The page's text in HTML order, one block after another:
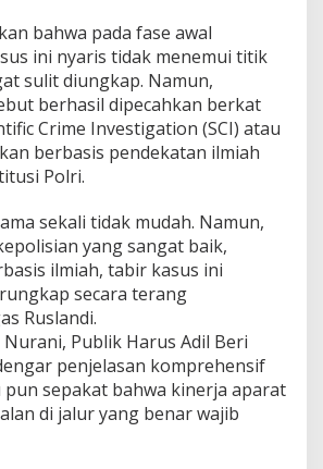
bahwa pada fase awal
ini nyaris tidak menemui titik
sulit diungkap. Namun,
berhasil dipecahkan berkat
Crime Investigation (SCI) atau
berbasis pendekatan ilmiah
Polri.
sekali tidak mudah. Namun,
yang sangat baik,
ilmiah, tabir kasus ini
secara terang
Ruslandi.
Publik Harus Adil Beri
penjelasan komprehensif
sepakat bahwa kinerja aparat
di jalur yang benar wajib